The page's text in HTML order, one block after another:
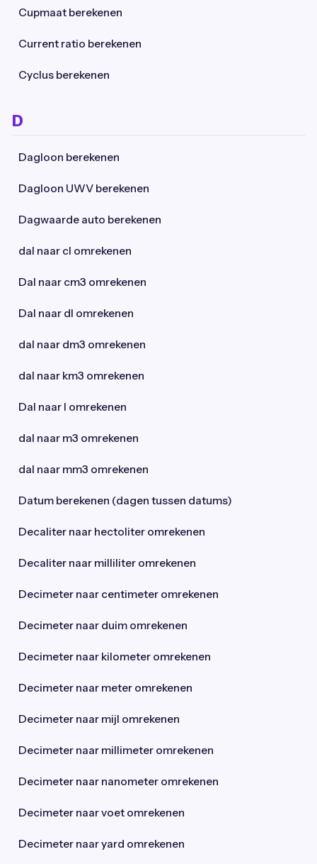
Cupmaat berekenen
Current ratio berekenen
Cyclus berekenen
D
Dagloon berekenen
Dagloon UWV berekenen
Dagwaarde auto berekenen
dal naar cl omrekenen
Dal naar cm3 omrekenen
Dal naar dl omrekenen
dal naar dm3 omrekenen
dal naar km3 omrekenen
Dal naar l omrekenen
dal naar m3 omrekenen
dal naar mm3 omrekenen
Datum berekenen (dagen tussen datums)
Decaliter naar hectoliter omrekenen
Decaliter naar milliliter omrekenen
Decimeter naar centimeter omrekenen
Decimeter naar duim omrekenen
Decimeter naar kilometer omrekenen
Decimeter naar meter omrekenen
Decimeter naar mijl omrekenen
Decimeter naar millimeter omrekenen
Decimeter naar nanometer omrekenen
Decimeter naar voet omrekenen
Decimeter naar yard omrekenen